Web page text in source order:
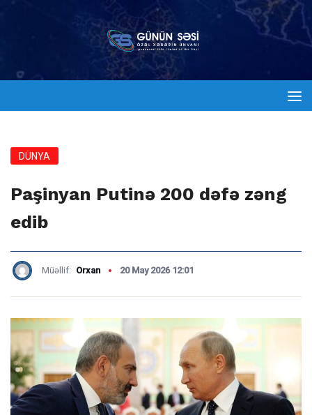
DÜNYA
Paşinyan Putinə 200 dəfə zəng
edib
Müəllif: Orxan 20 May 2026 12:01